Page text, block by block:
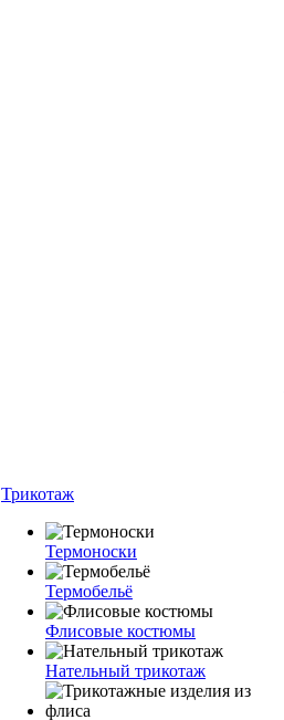
Трикотаж
Термоноски
Термобельё
Флисовые костюмы
Нательный трикотаж